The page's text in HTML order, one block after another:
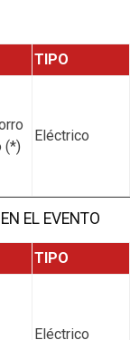
TIPO
(*)
Eléctrico
EL EVENTO
TIPO
Eléctrico